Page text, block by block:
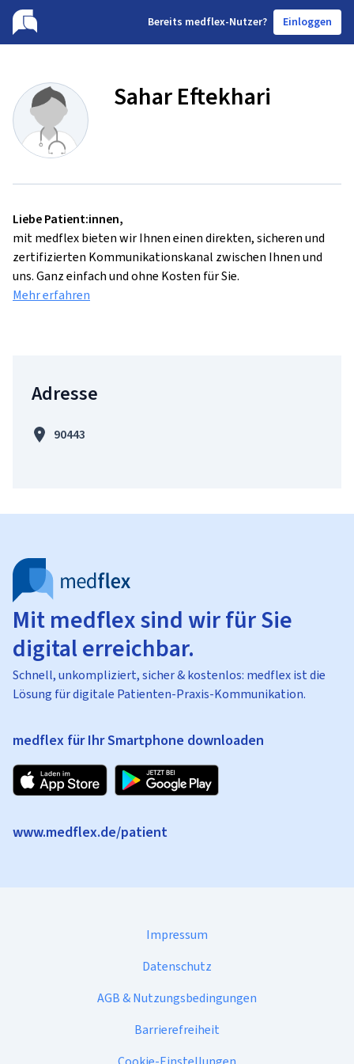
Bereits medflex-Nutzer? Einloggen
Sahar Eftekhari
Liebe Patient:innen,
mit medflex bieten wir Ihnen einen direkten, sicheren und
zertifizierten Kommunikationskanal zwischen Ihnen und
uns. Ganz einfach und ohne Kosten für Sie.
Mehr erfahren
Adresse
90443
Mit medflex sind wir für Sie
digital erreichbar.
Schnell, unkompliziert, sicher & kostenlos: medflex ist die
Lösung für digitale Patienten-Praxis-Kommunikation.
medflex für Ihr Smartphone downloaden
www.medflex.de/patient
Impressum
Datenschutz
AGB & Nutzungsbedingungen
Barrierefreiheit